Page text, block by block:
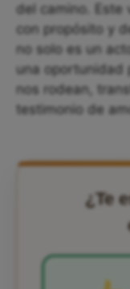
del camino. Este
con propósito y
no solo es un
una oportunidad
nos rodean,
testimonio de
¿Te